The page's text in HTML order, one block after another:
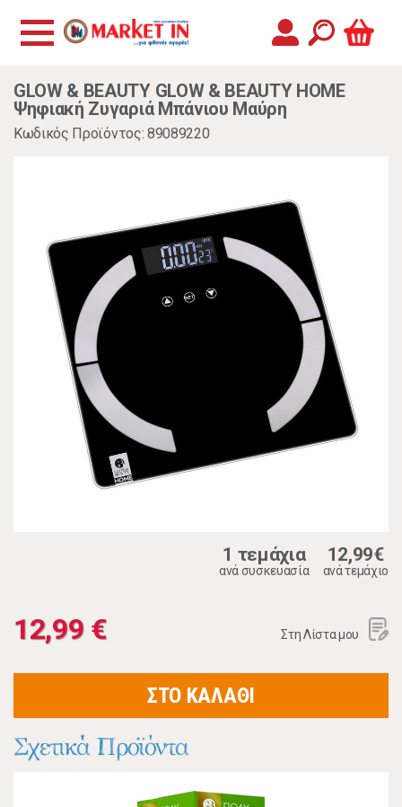
GLOW & BEAUTY GLOW & BEAUTY HOME
Ψηφιακή Ζυγαριά Μπάνιου Μαύρη
Κωδικός Προϊόντος: 89089220
1 τεμάχια
ανά συσκευασία
12,99€
ανά τεμάχιο
12,99 € Στη Λίστα μου
ΣΤΟ ΚΑΛΑΘΙ
Σχετικά Προϊόντα